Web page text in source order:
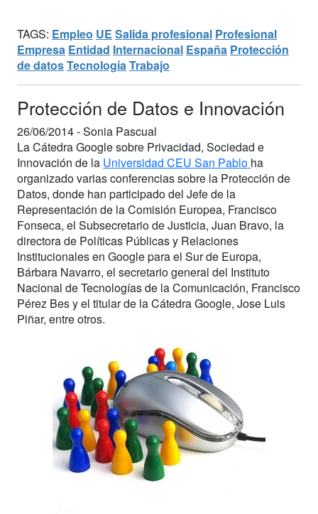
TAGS: Empleo UE Salida profesional Profesional
Empresa Entidad Internacional España Protección
de datosTecnología Trabajo
Protección de Datos e Innovación
26/06/2014 -Sonia Pascual
La Cátedra Google sobre Privacidad, Sociedad e
Innovación de la Universidad CEU San Pablo ha
organizado varias conferencias sobre la Protección de
Datos, donde han participado del Jefe de la
Representación de la Comisión Europea, Francisco
Fonseca, el Subsecretario de Justicia, Juan Bravo, la
directora de Políticas Públicas y Relaciones
Institucionales en Google para el Sur de Europa,
Bárbara Navarro, el secretario general del Instituto
Nacional de Tecnologías de la Comunicación, Francisco
Pérez Bes y el titular de la Cátedra Google, Jose Luis
Piñar, entre otros.